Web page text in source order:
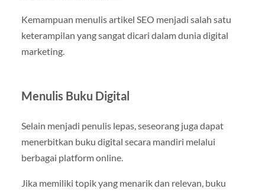
Kemampuan menulis artikel SEO menjadi salah satu
keterampilan yang sangat dicari dalam dunia digital
marketing.
Menulis Buku Digital
Selain menjadi penulis lepas, seseorang juga dapat
menerbitkan buku digital secara mandiri melalui
berbagai platform online.
Jika memiliki topik yang menarik dan relevan, buku